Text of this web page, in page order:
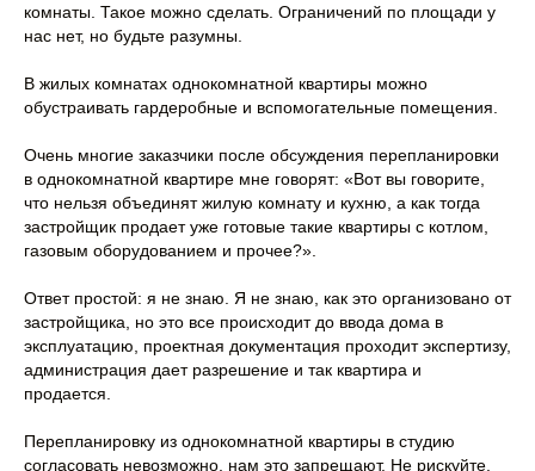
комнаты. Такое можно сделать. Ограничений по площади у
нас нет, но будьте разумны.
В жилых комнатах однокомнатной квартиры можно
обустраивать гардеробные и вспомогательные помещения.
Очень многие заказчики после обсуждения перепланировки
в однокомнатной квартире мне говорят: «Вот вы говорите,
что нельзя объединят жилую комнату и кухню, а как тогда
застройщик продает уже готовые такие квартиры с котлом,
газовым оборудованием и прочее?».
Ответ простой: я не знаю. Я не знаю, как это организовано от
застройщика, но это все происходит до ввода дома в
эксплуатацию, проектная документация проходит экспертизу,
администрация дает разрешение и так квартира и
продается.
Перепланировку из однокомнатной квартиры в студию
согласовать невозможно, нам это запрещают. Не рискуйте,